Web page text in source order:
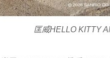
匡威HELLO KITTY